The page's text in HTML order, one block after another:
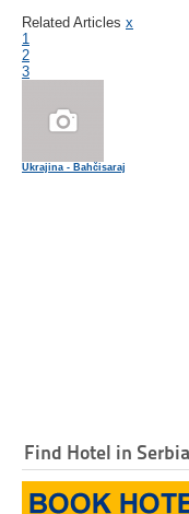
Related Articles x
1
2
3
Ukrajina - Bahčisaraj
Find Hotel in Serbia